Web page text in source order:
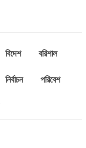
বিদেশ বরিশাল
নির্বাচন পরিবেশ